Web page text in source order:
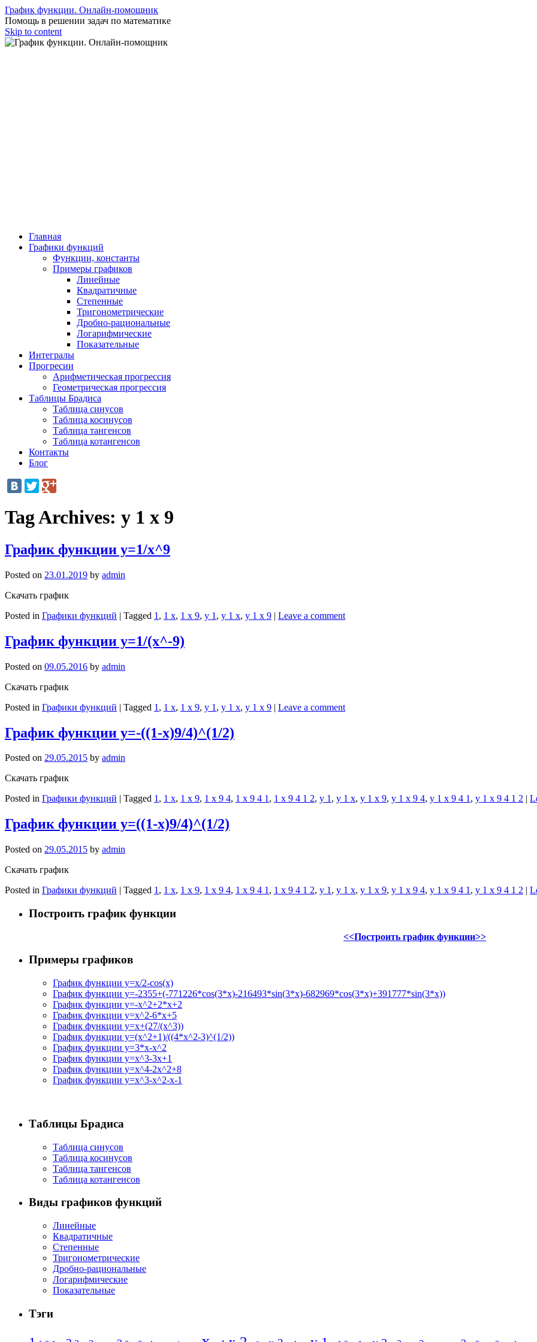
График функции. Онлайн-помощник
Помощь в решении задач по математике
Skip to content
Главная
Графики функций
Функции, константы
Примеры графиков
Линейные
Квадратичные
Степенные
Тригонометрические
Дробно-рациональные
Логарифмические
Показательные
Интегралы
Прогресии
Арифметическая прогрессия
Геометрическая прогрессия
Таблицы Брадиса
Таблица синусов
Таблица косинусов
Таблица тангенсов
Таблица котангенсов
Контакты
Блог
Tag Archives: y 1 x 9
График функции y=1/x^9
Posted on 23.01.2019 by admin
Скачать график
Posted in Графики функций | Tagged 1 , 1 x, 1 x 9, y 1 , y 1 x, y 1 x 9 | Leave a comment
График функции y=1/(x^-9)
Posted on 09.05.2016 by admin
Скачать график
Posted in Графики функций | Tagged 1 , 1 x, 1 x 9, y 1 , y 1 x, y 1 x 9 | Leave a comment
График функции y=-((1-x)9/4)^(1/2)
Posted on 29.05.2015 by admin
Скачать график
Posted in Графики функций | Tagged 1, 1 x, 1 x 9, 1 x 9 4, 1 x 9 4 1, 1 x 9 4 1 2, y 1, y 1 x, y 1 x 9, y 1 x 9 4, y 1 x 9 4 1, y 1 x 9 4 1 2 |
График функции y=((1-x)9/4)^(1/2)
Posted on 29.05.2015 by admin
Скачать график
Posted in Графики функций | Tagged 1 , 1 x, 1 x 9, 1 x 9 4, 1 x 9 4 1 , 1 x 9 4 1 2, y 1 , y 1 x, y 1 x 9, y 1 x 9 4, y 1 x 9 4 1 , y 1 x 9 4 1 2 |
Построить график функции
<<Построить график функции>>
Примеры графиков
График функции y=x/2-cos(x)
График функции y=-2355+(-771226*cos(3*x)-216493*sin(3*x)-682969*cos(3*x)+391777*sin(3*x))
График функции y=-x^2+2*x+2
График функции y=x^2-6*x+5
График функции y=x+(27/(x^3))
График функции y=(x^2+1)/((4*x^2-3)^(1/2))
График функции y=3*x-x^2
График функции y=x^3-3x+1
График функции y=x^4-2x^2+8
График функции y=x^3-x^2-x-1
Таблицы Брадиса
Таблица синусов
Таблица косинусов
Таблица тангенсов
Таблица котангенсов
Виды графиков функций
Линейные
Квадратичные
Степенные
Тригонометрические
Дробно-рациональные
Логарифмические
Показательные
Тэги